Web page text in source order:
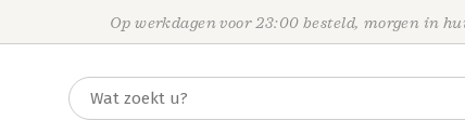
Op werkdagen voor 23:00 besteld, morgen in